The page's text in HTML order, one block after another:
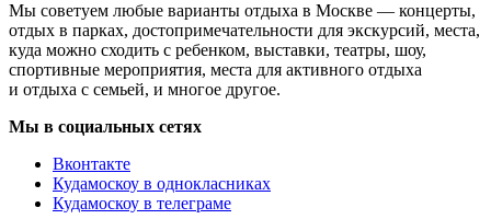
Мы советуем любые варианты отдыха в Москве — концерты,
отдых в парках, достопримечательности для экскурсий, места,
куда можно сходить с ребенком, выставки, театры, шоу,
спортивные мероприятия, места для активного отдыха
и отдыха с семьей, и многое другое.
Мы в социальных сетях
Вконтакте
Кудамоскоу в однокласниках
Кудамоскоу в телеграме